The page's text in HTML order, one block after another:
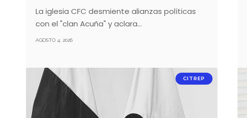
La iglesia CFC desmiente alianzas políticas
con el "clan Acuña" y aclara…
AGOSTO 4, 2026
CITREP